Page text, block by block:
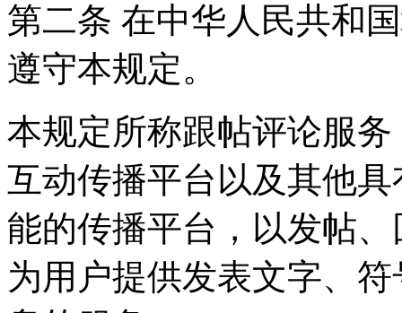
第二条 在中华人民共和
遵守本规定。
本规定所称跟帖评论服
互动传播平台以及其他
能的传播平台，以发帖
为用户提供发表文字、